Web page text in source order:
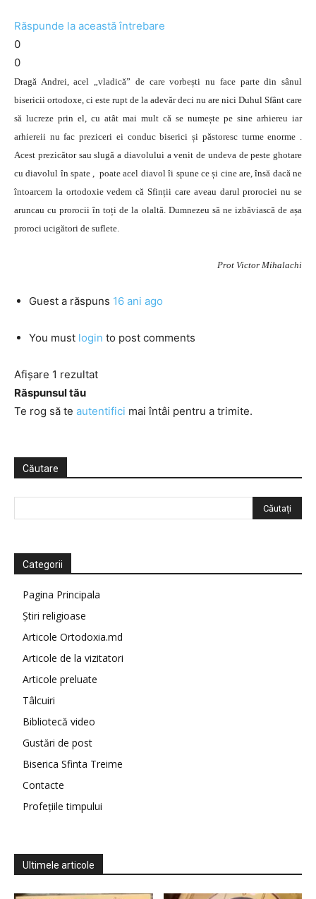
Răspunde la această întrebare
0
0
Dragă Andrei, acel „vladică” de care vorbești nu face parte din sânul
bisericii ortodoxe, ci este rupt de la adevăr deci nu are nici Duhul Sfânt care
să lucreze prin el, cu atât mai mult că se numește pe sine arhiereu iar
arhiereii nu fac preziceri ei conduc biserici și păstoresc turme enorme .
Acest prezicător sau slugă a diavolului a venit de undeva de peste ghotare
cu diavolul în spate , poate acel diavol îi spune ce și cine are, însă dacă ne
întoarcem la ortodoxie vedem că Sfinții care aveau darul prorociei nu se
aruncau cu prorocii în toți de la olaltă. Dumnezeu să ne izbăviască de așa
proroci ucigători de suflete.
Prot Victor Mihalachi
Guest a răspuns 16 ani ago
You must login to post comments
Afișare 1 rezultat
Răspunsul tău
Te rog să te autentifici mai întâi pentru a trimite.
Căutare
Categorii
Pagina Principala
Știri religioase
Articole Ortodoxia.md
Articole de la vizitatori
Articole preluate
Tâlcuiri
Bibliotecă video
Gustări de post
Biserica Sfinta Treime
Contacte
Profețiile timpului
Ultimele articole